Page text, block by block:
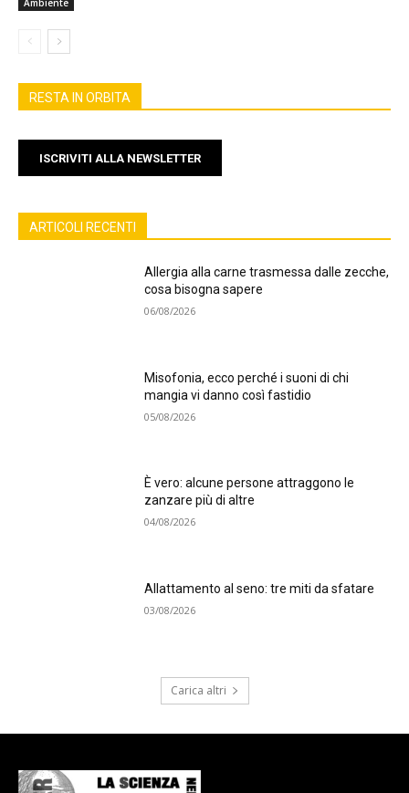
Ambiente
RESTA IN ORBITA
ISCRIVITI ALLA NEWSLETTER
ARTICOLI RECENTI
Allergia alla carne trasmessa dalle zecche,
cosa bisogna sapere
06/08/2026
Misofonia, ecco perché i suoni di chi
mangia vi danno così fastidio
05/08/2026
È vero: alcune persone attraggono le
zanzare più di altre
04/08/2026
Allattamento al seno: tre miti da sfatare
03/08/2026
Carica altri